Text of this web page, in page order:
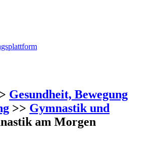
Gesundheit, Bewegung
>> Gymnastik und
am Morgen